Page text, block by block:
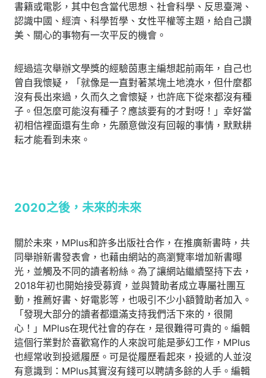
書籍或電影，其中包含當代思想、社會科學、反思臺灣、
認識中國、經濟、科學哲學、女性平權等主題，給自己讚
美、關心的事物有一次平反的機會。
經過這次舉辦文學獎的經驗茵惠主編想起前兩年，自己也
曾自我懷疑，「就像是一直對著某塊土地澆水，但什麼都
沒有長出來過，久而久之會懷疑，也許底下從來都沒有種
子。但怎麼可能沒有種子？應該要有的才對呀！」幸好當
初相信裡面還有生命，先願意做沒有回報的事情，默默耕
耘才能看到未來。
2020之後，未來的未來
關於未來，MPlus和許多出版社合作，在推廣新書時，共
同舉辦新書發表會，也藉由網站的高瀏覽率增加新書曝
光，並觸及不同的讀者粉絲。為了讓網站繼續堅持下去，
2018年初也開始接受募資，並與贊助者成立專屬社團互
動，推薦好書、好電影等，也吸引不少小額贊助者加入。
「發現大部分的讀者都還滿支持我們活下來的，很開
心！」MPlus在現代社會的存在，是很難得可貴的。編輯
這個行業對於喜歡寫作的人來說可能是夢幻工作，MPlus
也經常收到投遞履歷。可是從履歷看起來，投遞的人並沒
有意識到：MPlus其實沒有錢可以聘請多餘的人手。編輯